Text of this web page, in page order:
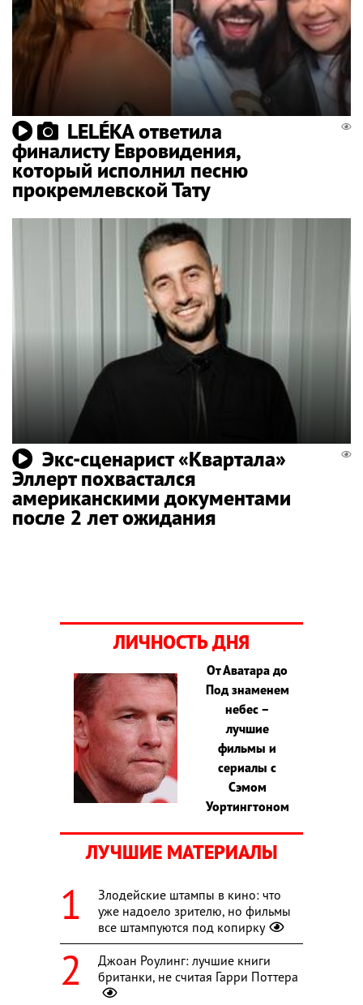
LELÉKA ответила
финалисту Евровидения,
который исполнил песню
прокремлевской Тату
Экс-сценарист «Квартала»
Эллерт похвастался
американскими документами
после 2 лет ожидания
ЛИЧНОСТЬ ДНЯ
От Аватара до
Под знаменем
небес –
лучшие
фильмы и
сериалы с
Сэмом
Уортингтоном
ЛУЧШИЕ МАТЕРИАЛЫ
Злодейские штампы в кино: что
уже надоело зрителю, но фильмы
все штампуются под копирку
Джоан Роулинг: лучшие книги
британки, не считая Гарри Поттера